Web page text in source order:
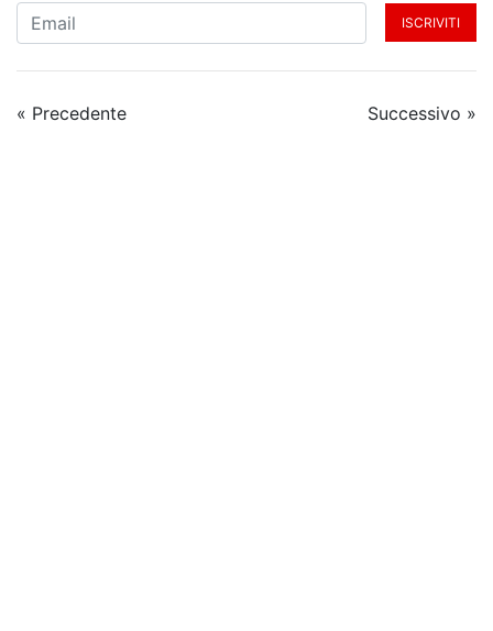
ISCRIVITI
« Precedente Successivo »